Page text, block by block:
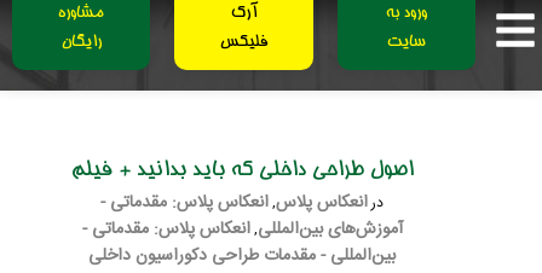
ورود به
سایت
آرک
فلیکس
مشاوره
رایگان
اصول طراحی داخلی که باید بدانید + فیلم
درانعکاس پلاس,انعکاس پلاس: مقدماتی -
آموزش‌های بین‌المللی,انعکاس پلاس: مقدماتی -
بین‌المللی - مقدمات طراحی دکوراسیون داخلی